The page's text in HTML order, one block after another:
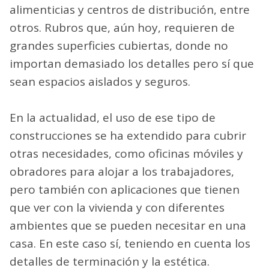
alimenticias y centros de distribución, entre
otros. Rubros que, aún hoy, requieren de
grandes superficies cubiertas, donde no
importan demasiado los detalles pero sí que
sean espacios aislados y seguros.
En la actualidad, el uso de ese tipo de
construcciones se ha extendido para cubrir
otras necesidades, como oficinas móviles y
obradores para alojar a los trabajadores,
pero también con aplicaciones que tienen
que ver con la vivienda y con diferentes
ambientes que se pueden necesitar en una
casa. En este caso sí, teniendo en cuenta los
detalles de terminación y la estética.